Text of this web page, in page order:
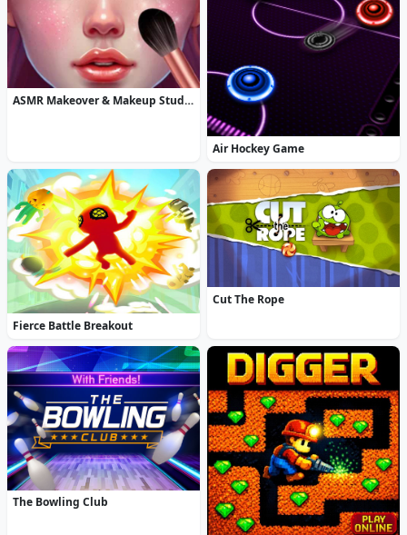
ASMR Makeover & Makeup Studio
Air Hockey Game
Fierce Battle Breakout
Cut The Rope
The Bowling Club